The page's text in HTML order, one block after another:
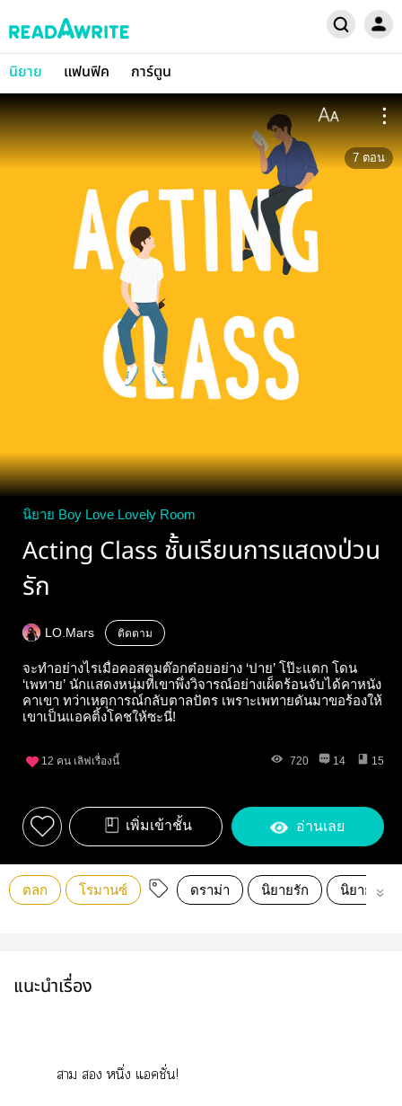
นิยาย แฟนฟิค การ์ตูน
7 ตอน
นิยาย Boy Love Lovely Room
Acting Class ชั้นเรียนการแสดงป่วน
รัก
LO.Mars ติดตาม
จะทำอย่างไรเมื่อคอสตูมต๊อกต๋อยอย่าง ‘ปาย’ โป๊ะแตก โดน
‘เพทาย’ นักแสดงหนุ่มที่เขาพึ่งวิจารณ์อย่างเผ็ดร้อนจับได้คาหนัง
คาเขา ทว่าเหตุการณ์กลับตาลปัตร เพราะเพทายดันมาขอร้องให้
เขาเป็นแอคติ้งโคชให้ซะนี่!
12 คน เลิฟเรื่องนี้ 720 14 15
เพิ่มเข้าชั้น อ่านเลย
ตลก โรมานซ์ ดราม่า นิยายรัก นิยายโรแ
แนะนำเรื่อง
า  หนึ่ง แคชั่น!